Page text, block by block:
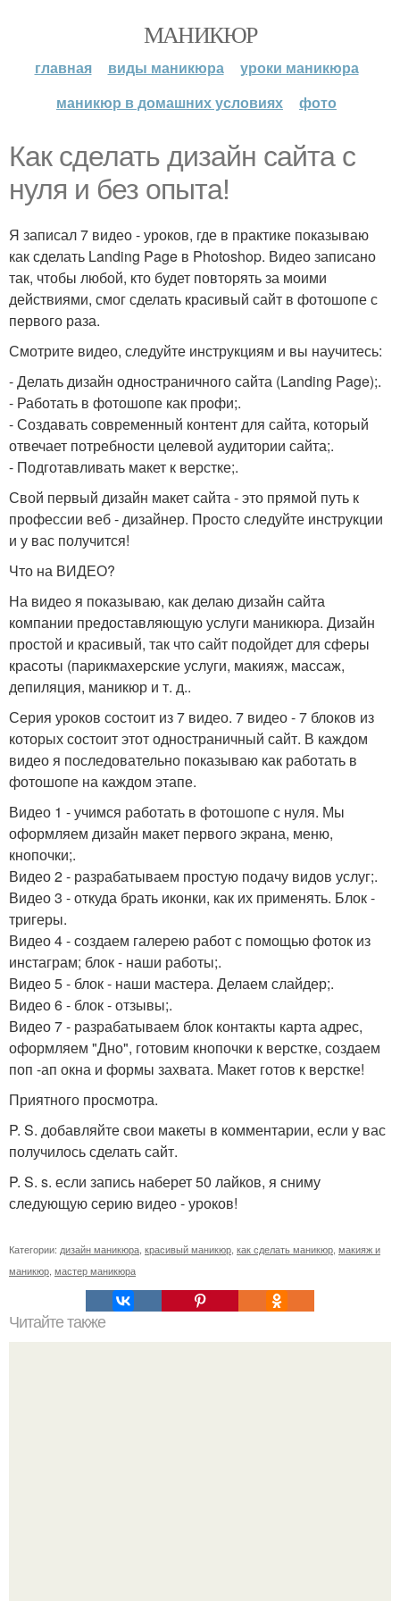
МАНИКЮР
главная виды маникюра
уроки маникюра
маникюр в домашних условиях
фото
Как сделать дизайн сайта с
нуля и без опыта!
Я записал 7 видео - уроков, где в практике показываю
как сделать Landing Page в Photoshop. Видео записано
так, чтобы любой, кто будет повторять за моими
действиями, смог сделать красивый сайт в фотошопе с
первого раза.
Смотрите видео, следуйте инструкциям и вы научитесь:
- Делать дизайн одностраничного сайта (Landing Page);.
- Работать в фотошопе как профи;.
- Создавать современный контент для сайта, который
отвечает потребности целевой аудитории сайта;.
- Подготавливать макет к верстке;.
Свой первый дизайн макет сайта - это прямой путь к
профессии веб - дизайнер. Просто следуйте инструкции
и у вас получится!
Что на ВИДЕО?
На видео я показываю, как делаю дизайн сайта
компании предоставляющую услуги маникюра. Дизайн
простой и красивый, так что сайт подойдет для сферы
красоты (парикмахерские услуги, макияж, массаж,
депиляция, маникюр и т. д..
Серия уроков состоит из 7 видео. 7 видео - 7 блоков из
которых состоит этот одностраничный сайт. В каждом
видео я последовательно показываю как работать в
фотошопе на каждом этапе.
Видео 1 - учимся работать в фотошопе с нуля. Мы
оформляем дизайн макет первого экрана, меню,
кнопочки;.
Видео 2 - разрабатываем простую подачу видов услуг;.
Видео 3 - откуда брать иконки, как их применять. Блок -
тригеры.
Видео 4 - создаем галерею работ с помощью фоток из
инстаграм; блок - наши работы;.
Видео 5 - блок - наши мастера. Делаем слайдер;.
Видео 6 - блок - отзывы;.
Видео 7 - разрабатываем блок контакты карта адрес,
оформляем "Дно", готовим кнопочки к верстке, создаем
поп -ап окна и формы захвата. Макет готов к верстке!
Приятного просмотра.
P. S. добавляйте свои макеты в комментарии, если у вас
получилось сделать сайт.
P. S. s. если запись наберет 50 лайков, я сниму
следующую серию видео - уроков!
Категории: дизайн маникюра красивый маникюр как сделать маникюр макияж и
маникюр мастер маникюра
Читайте также